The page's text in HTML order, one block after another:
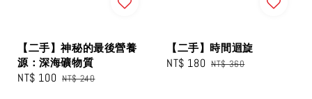
【二手】神秘的最後營養
源：深海礦物質
Sale
NT$ 100 Regular
NT$ 240
【二手】時間迴旋
Sale
NT$ 180 Regular
NT$ 360